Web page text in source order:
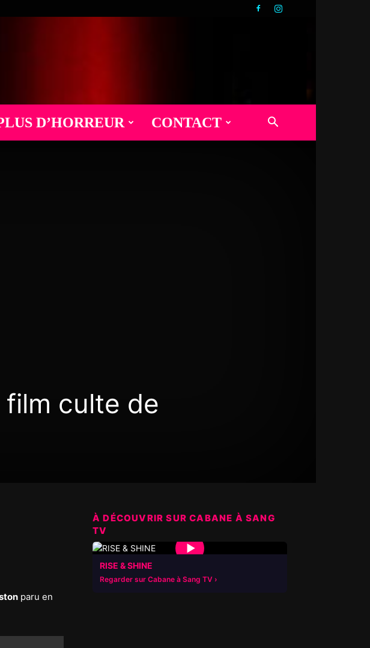
D’HORREUR CONTACT
film culte de
paru en
À DÉCOUVRIR SUR CABANE À SANG
TV
▶
RISE & SHINE
Regarder sur Cabane à Sang TV